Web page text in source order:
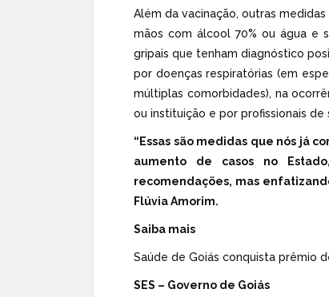
Além da vacinação, outras
mãos com álcool 70% ou água e
gripais que tenham diagnóstico
por doenças respiratórias (em
múltiplas comorbidades), na
ou instituição e por profissionais de
“Essas são medidas que nós já
aumento de casos no
recomendações, mas
Flúvia Amorim.
Saiba mais
Saúde de Goiás conquista prêmio
SES – Governo de Goiás